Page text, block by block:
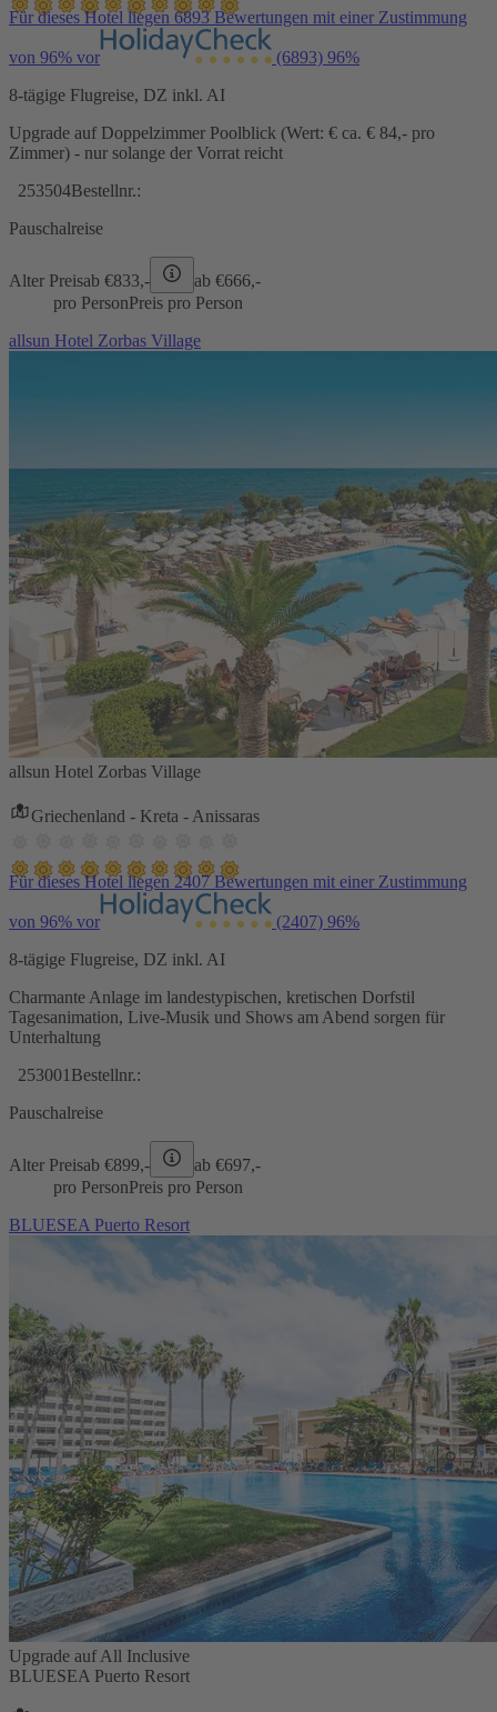
Für dieses Hotel liegen 6893 Bewertungen mit einer Zustimmung
von 96% vor (6893) 96%
8-tägige Flugreise, DZ inkl. AI
Upgrade auf Doppelzimmer Poolblick (Wert: € ca. € 84,- pro
Zimmer) - nur solange der Vorrat reicht
253504Bestellnr.:
Pauschalreise
Alter Preisab €833,- ab €666,-
pro PersonPreis pro Person
allsun Hotel Zorbas Village
allsun Hotel Zorbas Village
Griechenland - Kreta - Anissaras
Für dieses Hotel liegen 2407 Bewertungen mit einer Zustimmung
von 96% vor (2407) 96%
8-tägige Flugreise, DZ inkl. AI
Charmante Anlage im landestypischen, kretischen Dorfstil
Tagesanimation, Live-Musik und Shows am Abend sorgen für
Unterhaltung
253001 Bestellnr.:
Pauschalreise
Alter Preisab €899,- ab €697,-
pro PersonPreis pro Person
BLUESEA Puerto Resort
Upgrade auf All Inclusive
BLUESEA Puerto Resort